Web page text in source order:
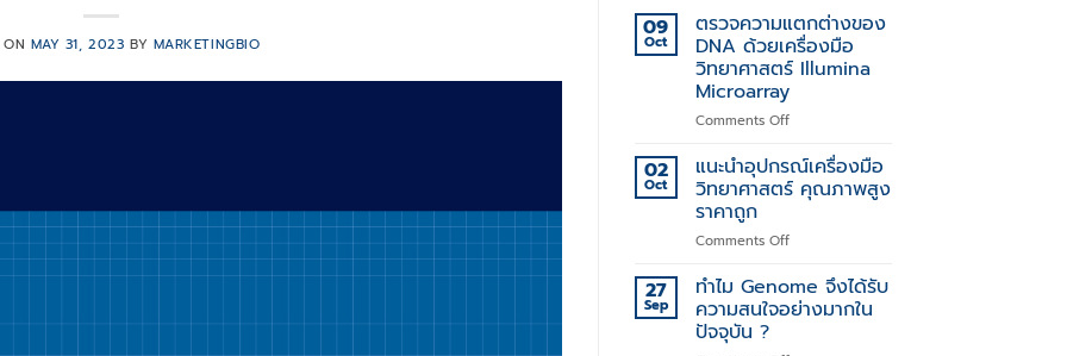
MAY 31, 2023 BY MARKETINGBIO
09
Oct
ตรวจความแตกต่างของ
DNA ด้วยเครื่องมือ
วิทยาศาสตร์ Illumina
Microarray
Comments Offon
ความ
แตก
ต่าง
DNA
เครื่อง
มือ
วิทยาศาสตร์
02
Oct
แนะนำอุปกรณ์เครื่องมือ
วิทยาศาสตร์ คุณภาพสูง
ราคาถูก
Comments Offon
อุปกรณ์
เครื่อง
มือ
27
Sep
ทำไม Genome จึงได้รับ
ความสนใจอย่างมากใน
ปัจจุบัน ?